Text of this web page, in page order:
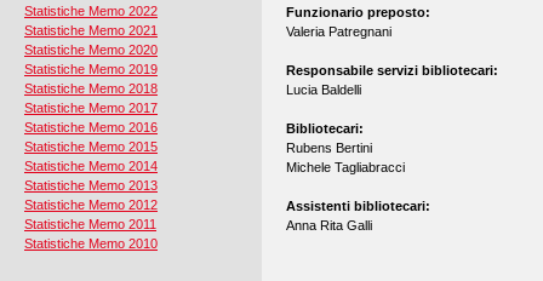
Funzionario preposto:
Valeria Patregnani
Responsabile servizi bibliotecari:
Lucia Baldelli
Bibliotecari:
Rubens Bertini
Michele Tagliabracci
Assistenti bibliotecari:
Anna Rita Galli
Statistiche Memo 2022
Statistiche Memo 2021
Statistiche Memo 2020
Statistiche Memo 2019
Statistiche Memo 2018
Statistiche Memo 2017
Statistiche Memo 2016
Statistiche Memo 2015
Statistiche Memo 2014
Statistiche Memo 2013
Statistiche Memo 2012
Statistiche Memo 2011
Statistiche Memo 2010